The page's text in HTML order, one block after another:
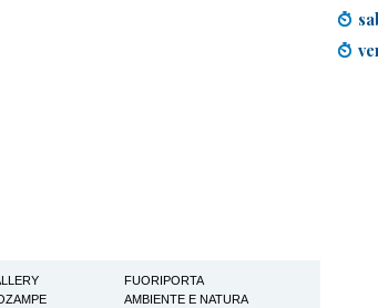
FUORIPORTA
AMBIENTE E NATURA